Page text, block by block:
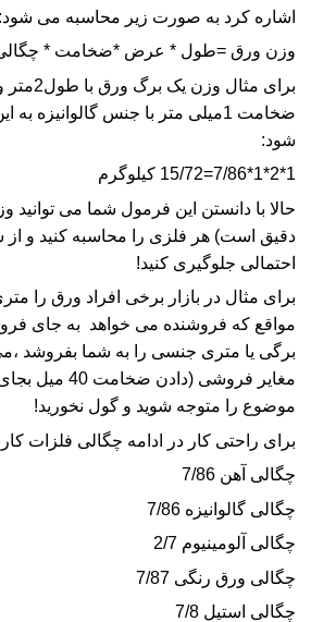
اشاره کرد به صورت زیر محاسبه می شود:
وزن ورق =طول * عرض *ضخامت *
ضخامت 1میلی متر با جنس
گالوانیزه به
شود:
1*2*1*7/86=15/72 کیلوگرم
حالا با دانستن این فرمول شما می توانید
دقیق است) هر فلزی را محاسبه کنید و از
احتمالی جلوگیری کنید!
برای مثال در بازار برخی افراد ورق را
مواقع که فروشنده می خواهد به جای
برگی یا متری جنسی را به شما بفروشد
موضوع را متوجه شوید و گول نخورید!
برای راحتی کار در ادامه چگالی فلزات
چگالی آهن
چگالی گالوانیزه
چگالی آلومینیوم
چگالی ورق رنگی
چگالی استیل